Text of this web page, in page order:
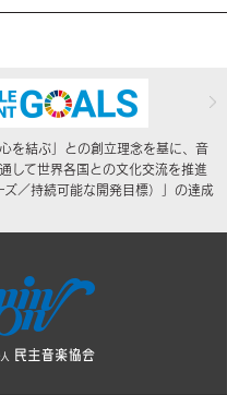
を結ぶ」との創立理念を基に、音
して世界各国との文化交流を推進
ズ／持続可能な開発目標）」の達成